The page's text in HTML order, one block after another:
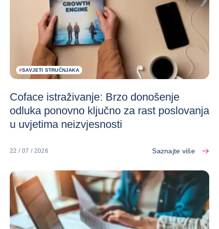
#SAVJETI STRUČNJAKA
Coface istraživanje: Brzo donošenje
odluka ponovno ključno za rast poslovanja
u uvjetima neizvjesnosti
22 / 07 / 2026 Saznajte više